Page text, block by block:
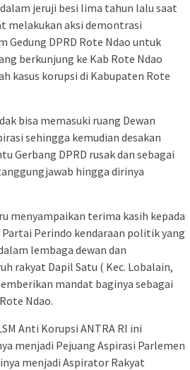
jeruji besi lima tahun lalu saat
melakukan aksi demontrasi
Gedung DPRD Rote Ndao untuk
berkunjung ke Kab Rote Ndao
kasus korupsi di Kabupaten Rote
bisa memasuki ruang Dewan
sehingga kemudian desakan
Gerbang DPRD rusak dan sebagai
hingga dirinya
menyampaikan terima kasih kepada
Perindo kendaraan politik yang
lembaga dewan dan
rakyat Dapil Satu ( Kec. Lobalain,
mandat baginya sebagai
Ndao.
Anti Korupsi ANTRA RI ini
menjadi Pejuang Aspirasi Parlemen
menjadi Aspirator Rakyat